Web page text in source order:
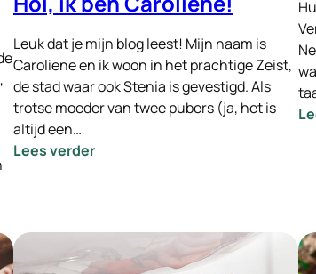
Leuk dat je mijn blog leest! Mijn naam is
Caroliene en ik woon in het prachtige Zeist,
de stad waar ook Stenia is gevestigd. Als
trotse moeder van twee pubers (ja, het is
altijd een…
Lees verder:
Caroliene!